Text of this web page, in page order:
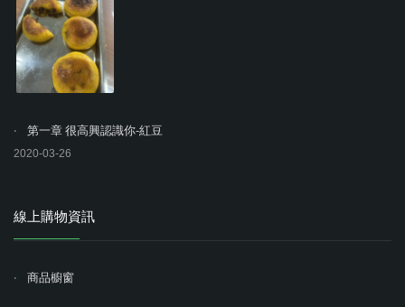
第一章 很高興認識你-紅豆
2020-03-26
線上購物資訊
商品櫥窗